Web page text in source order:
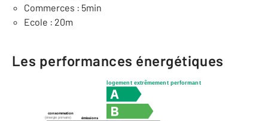
Commerces : 5min
Ecole : 20m
Les performances énergétiques
logement extrêmement performant
consommation
émissions
(énergie primaire)